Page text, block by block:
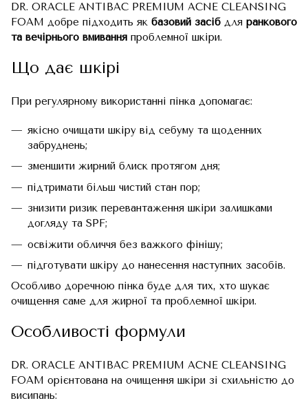
DR. ORACLE ANTIBAC PREMIUM ACNE CLEANSING
FOAM добре підходить як базовий засіб для ранкового
та вечірнього вмивання проблемної шкіри.
Що дає шкірі
При регулярному використанні пінка допомагає:
якісно очищати шкіру від себуму та щоденних
забруднень;
зменшити жирний блиск протягом дня;
підтримати більш чистий стан пор;
знизити ризик перевантаження шкіри залишками
догляду та SPF;
освіжити обличчя без важкого фінішу;
підготувати шкіру до нанесення наступних засобів.
Особливо доречною пінка буде для тих, хто шукає
очищення саме для жирної та проблемної шкіри.
Особливості формули
DR. ORACLE ANTIBAC PREMIUM ACNE CLEANSING
FOAM орієнтована на очищення шкіри зі схильністю до
висипань: